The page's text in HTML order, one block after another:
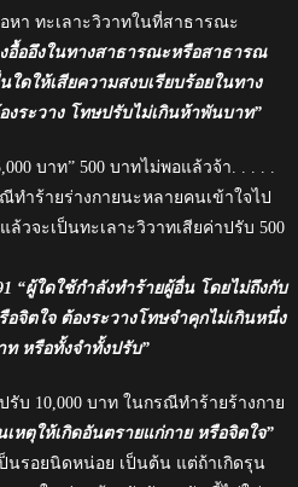
หา ทะเลาะวิวาทในที่สาธารณะ
อื้ออึงในทางสาธารณะหรือสาธารณ
ดให้เสียความสงบเรียบร้อยในทาง
ระวาง โทษปรับไม่เกินห้าพันบาท”
บาท” 500 บาทไม่พอแล้วจ้า. . . . .
ทำร้ายร่างกายนะหลายคนเข้าใจไป
ล้วจะเป็นทะเลาะวิวาทเสียค่าปรับ 500
“ผู้ใดใช้กําลังทําร้ายผู้อื่น โดยไม่ถึงกับ
จิตใจ ต้องระวางโทษจําคุกไม่เกินหนึ่ง
หรือทั้งจําทั้งปรับ”
บ 10,000 บาท ในกรณีทำร้ายร้างกาย
เหตุให้เกิดอันตรายแก่กาย หรือจิตใจ”
นรอยนิดหน่อย เป็นต้น แต่ถ้าเกิดรุน